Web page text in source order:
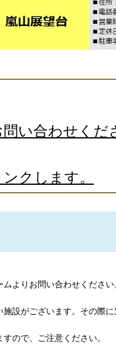
い合わせくだ
クします。
よりお問い合わせください
設がございます。その際
ので、ご注意ください。